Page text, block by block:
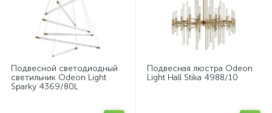
Подвесной светодиодный
светильник Odeon Light
Sparky 4369/80L
Подвесная люстра Odeon
Light Hall Stika 4988/10